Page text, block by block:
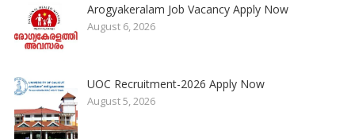
Arogyakeralam Job Vacancy Apply Now
August 6, 2026
UOC Recruitment-2026 Apply Now
August 5, 2026